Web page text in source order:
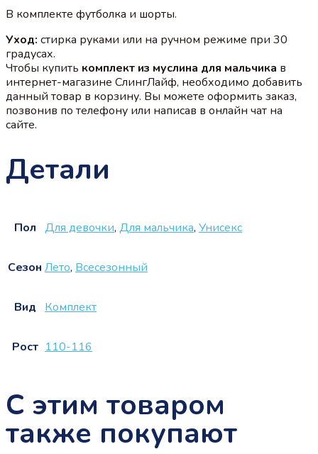
В комплекте футболка и шорты.
Уход: стирка руками или на ручном режиме при 30
градусах.
Чтобы купить комплект из муслина для мальчика в
интернет-магазине СлингЛайф, необходимо добавить
данный товар в корзину. Вы можете оформить заказ,
позвонив по телефону или написав в онлайн чат на
сайте.
Детали
Пол Для девочки, Для мальчика, Унисекс
Сезон Лето, Всесезонный
Вид Комплект
Рост 110-116
С этим товаром
также покупают